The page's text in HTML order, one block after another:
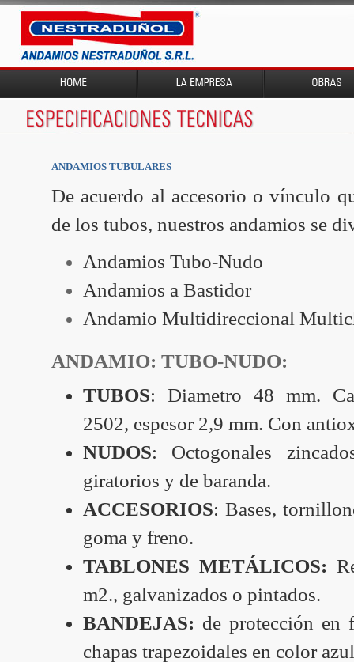
ANDAMIOS TUBULARES
De acuerdo al accesorio o vínculo
de los tubos, nuestros andamios se
Andamios Tubo-Nudo
Andamios a Bastidor
Andamio Multidireccional
ANDAMIO: TUBO-NUDO:
TUBOS: Diametro 48 mm.
2502, espesor 2,9 mm. Con
NUDOS: Octogonales
giratorios y de baranda.
ACCESORIOS: Bases,
goma y freno.
TABLONES METÁLICOS:
m2., galvanizados o pintados.
BANDEJAS: de protección en
chapas trapezoidales en color